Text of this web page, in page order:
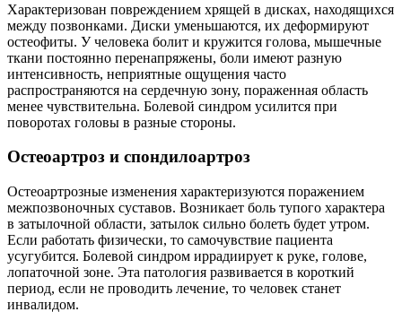
Характеризован повреждением хрящей в дисках, находящихся
между позвонками. Диски уменьшаются, их деформируют
остеофиты. У человека болит и кружится голова, мышечные
ткани постоянно перенапряжены, боли имеют разную
интенсивность, неприятные ощущения часто
распространяются на сердечную зону, пораженная область
менее чувствительна. Болевой синдром усилится при
поворотах головы в разные стороны.
Остеоартроз и спондилоартроз
Остеоартрозные изменения характеризуются поражением
межпозвоночных суставов. Возникает боль тупого характера
в затылочной области, затылок сильно болеть будет утром.
Если работать физически, то самочувствие пациента
усугубится. Болевой синдром иррадиирует к руке, голове,
лопаточной зоне. Эта патология развивается в короткий
период, если не проводить лечение, то человек станет
инвалидом.